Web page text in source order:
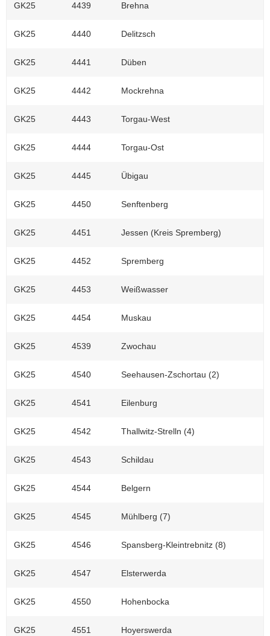
n
GK25 4439 Brehna
GK25 4440 Delitzsch
GK25 4441 Düben
GK25 4442 Mockrehna
GK25 4443 Torgau-West
GK25 4444 Torgau-Ost
GK25 4445 Übigau
GK25 4450 Senftenberg
GK25 4451 Jessen (Kreis Spremberg)
GK25 4452 Spremberg
GK25 4453 Weißwasser
GK25 4454 Muskau
GK25 4539 Zwochau
GK25 4540 Seehausen-Zschortau (2)
GK25 4541 Eilenburg
GK25 4542 Thallwitz-Strelln (4)
GK25 4543 Schildau
GK25 4544 Belgern
GK25 4545 Mühlberg (7)
GK25 4546 Spansberg-Kleintrebnitz (8)
GK25 4547 Elsterwerda
GK25 4550 Hohenbocka
GK25 4551 Hoyerswerda